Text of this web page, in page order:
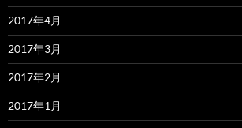
2017年4月
2017年3月
2017年2月
2017年1月